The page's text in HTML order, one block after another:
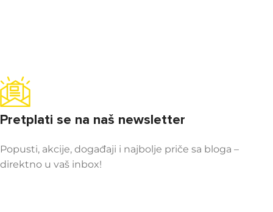
Pretplati se na naš newsletter
Popusti, akcije, događaji i najbolje priče sa bloga –
direktno u vaš inbox!